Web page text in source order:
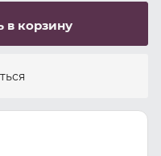
в корзину